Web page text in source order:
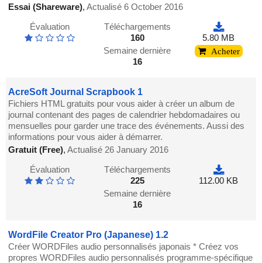
Essai (Shareware),Actualisé 6 October 2016
Évaluation
Téléchargements
160
Semaine dernière
16
5.80 MB
Acheter
AcreSoft Journal Scrapbook 1
Fichiers HTML gratuits pour vous aider à créer un album de
journal contenant des pages de calendrier hebdomadaires ou
mensuelles pour garder une trace des événements. Aussi des
informations pour vous aider à démarrer.
Gratuit (Free),Actualisé 26 January 2016
Évaluation
Téléchargements
225
Semaine dernière
16
112.00 KB
WordFile Creator Pro (Japanese) 1.2
Créer WORDFiles audio personnalisés japonais * Créez vos
propres WORDFiles audio personnalisés programme-spécifique